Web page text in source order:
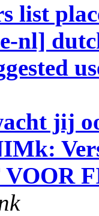
list
nl]
jij
VOOR